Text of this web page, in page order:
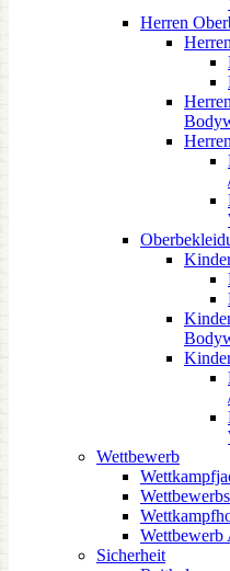
Herren
Wettbewerb
Wettbewerb
Sicherheit